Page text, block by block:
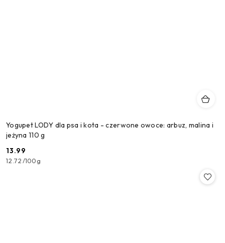
Yogupet LODY dla psa i kota - czerwone owoce: arbuz, malina i
jeżyna 110 g
Cena:
13.99
12.72/100g